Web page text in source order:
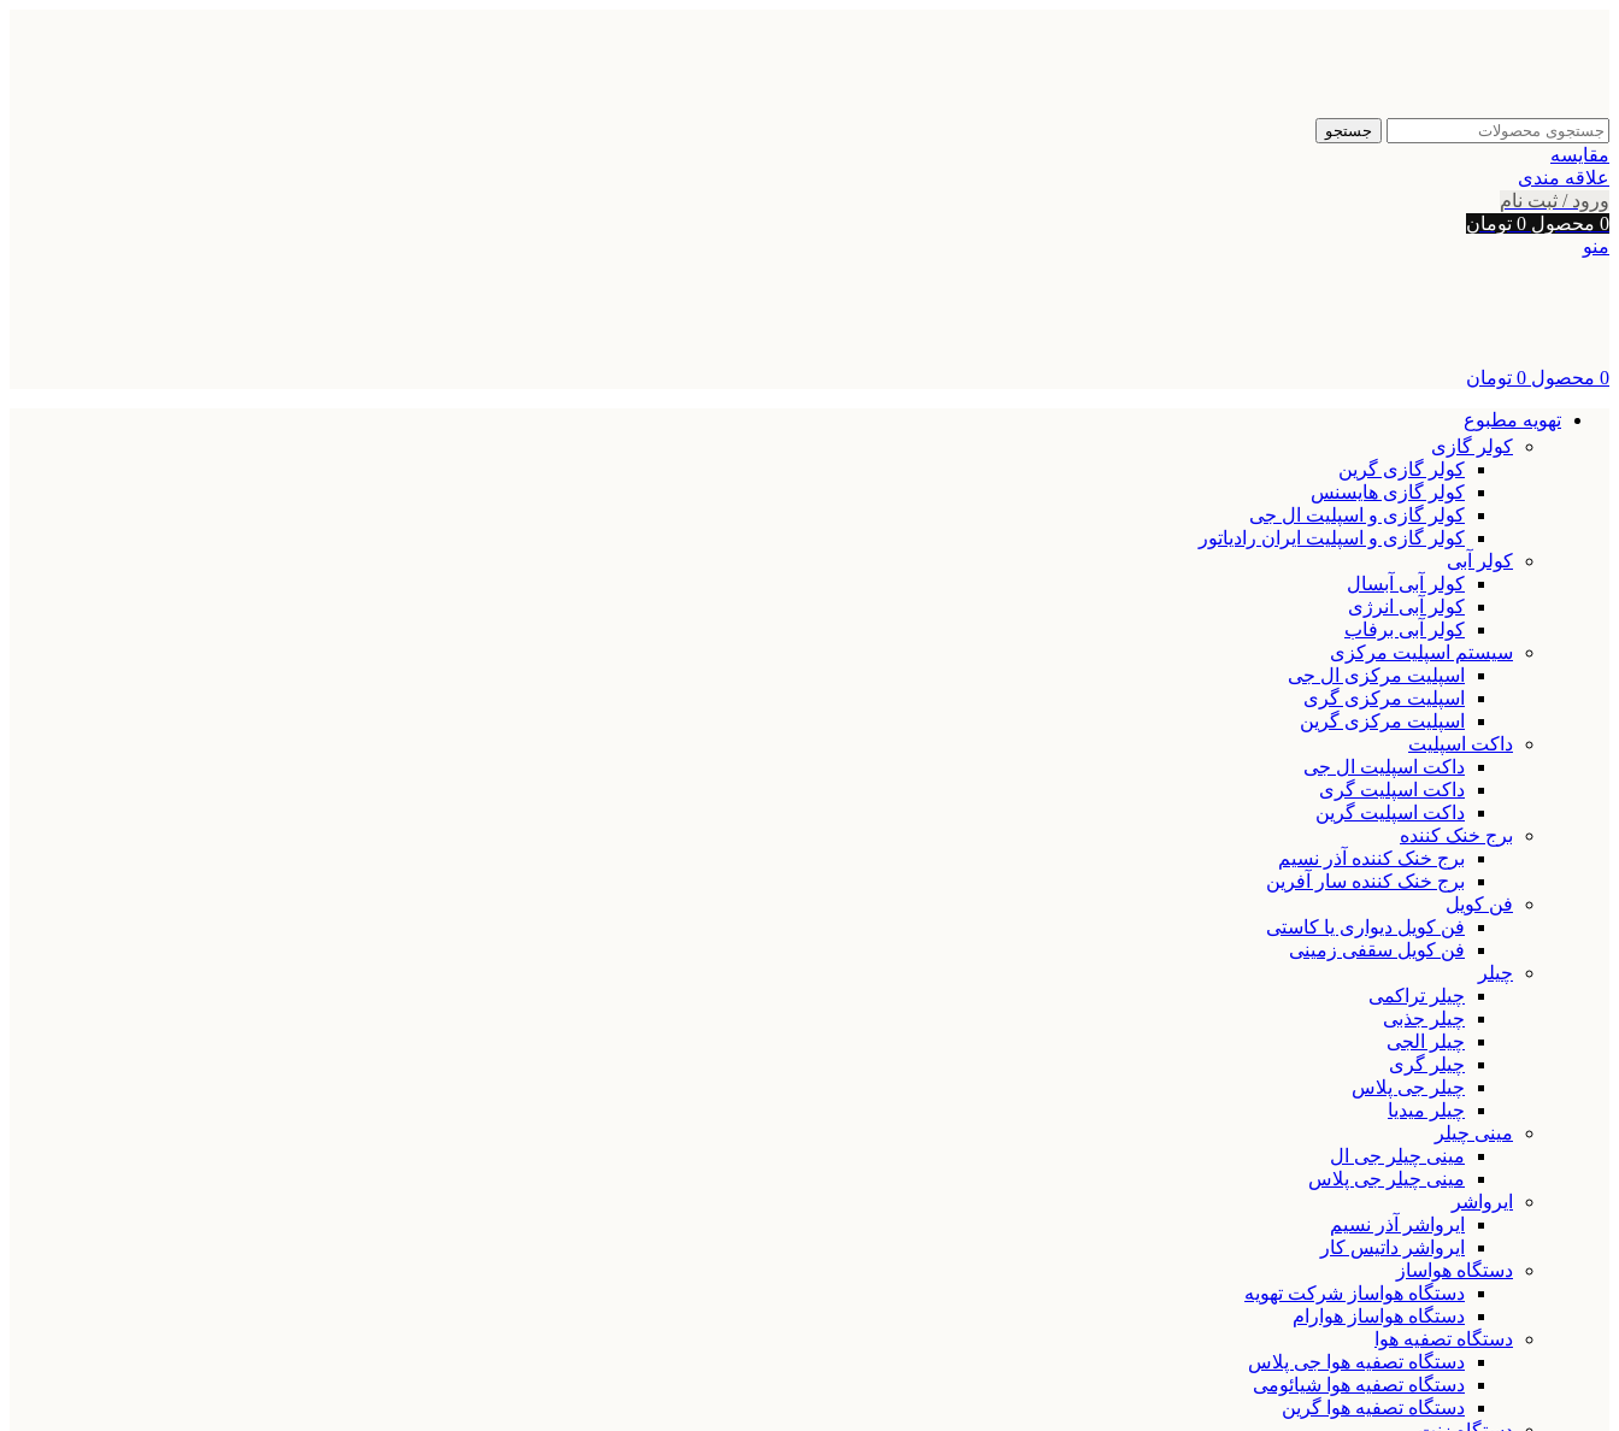
جستجو
مقایسه
علاقه مندی
ورود / ثبت نام
0 محصول 0 تومان
منو
0 محصول 0 تومان
تهویه مطبوع
کولر گازی
کولر گازی گرین
کولر گازی هایسنس
کولر گازی و اسپلیت ال جی
کولر گازی و اسپلیت ایران رادیاتور
کولر آبی
کولر آبی آبسال
کولر آبی انرژی
کولر آبی برفاب
سیستم اسپلیت مرکزی
اسپلیت مرکزی ال جی
اسپلیت مرکزی گری
اسپلیت مرکزی گرین
داکت اسپلیت
داکت اسپلیت ال جی
داکت اسپلیت گری
داکت اسپلیت گرین
برج خنک کننده
برج خنک کننده آذر نسیم
برج خنک کننده سار آفرین
فن کویل
فن کویل دیواری یا کاستی
فن کویل سقفی زمینی
چیلر
چیلر تراکمی
چیلر جذبی
چیلر الجی
چیلر گری
چیلر جی پلاس
چیلر میدیا
مینی چیلر
مینی چیلر جی ال
مینی چیلر جی پلاس
ایرواشر
ایرواشر آذر نسیم
ایرواشر داتیس کار
دستگاه هواساز
دستگاه هواساز شرکت تهویه
دستگاه هواساز هوارام
دستگاه تصفیه هوا
دستگاه تصفیه هوا جی پلاس
دستگاه تصفیه هوا شیائومی
دستگاه تصفیه هوا گرین